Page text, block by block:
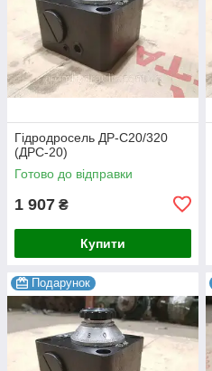
Гідродросель ДР-С20/320
(ДРС-20)
Готово до відправки
1 907 ₴
Купити
Подарунок